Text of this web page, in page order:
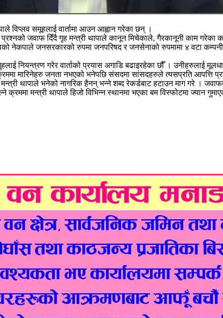
विप्लव समूहलाई वार्तामा आउन आह्वान गरेका छन् ।
जवाफ दिँदै गृह मन्त्री थापाले कानून मिचेकाले, गैरकानूनी काम गरेका कारण
नेकपाले जनसरकारको रुपमा जनपरिषद र जनसेनाको रुपमामा ४ वटा कम्पनी
नियन्त्रण गरेर वार्ताको प्रयास अगाडि बढाइरहेका छौँ । उनीहरुलाई
मारिनेहरु जनता नभएको भनेपछि संसदमा सांसदहरुले त्यसप्रति आपत्ति
थापाले भनेको नागरिक हैनन् भन्ने शब्द रेकर्डबाट हटाउन माग गरे ।
क्रममा मन्त्री थापाले हिजो विभिन्न स्थानमा भएका बम विस्फोटमा ज्यान